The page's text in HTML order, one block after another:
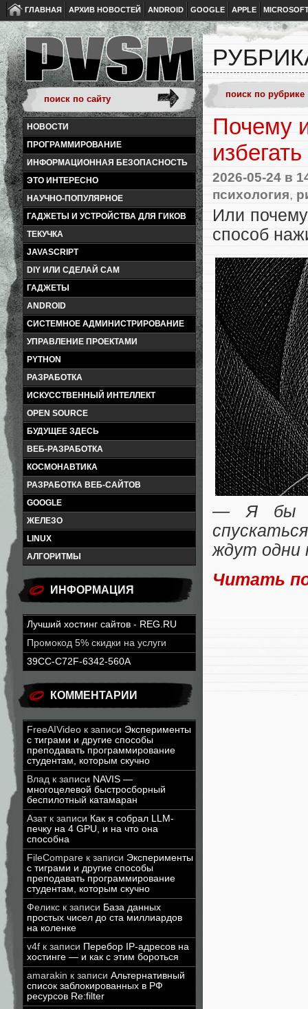
ГЛАВНАЯ АРХИВ НОВОСТЕЙ ANDROID GOOGLE APPLE
НОВОСТИ
ПРОГРАММИРОВАНИЕ
ИНФОРМАЦИОННАЯ БЕЗОПАСНОСТЬ
ЭТО ИНТЕРЕСНО
НАУЧНО-ПОПУЛЯРНОЕ
ГАДЖЕТЫ И УСТРОЙСТВА ДЛЯ ГИКОВ
ТЕКУЧКА
JAVASCRIPT
DIY ИЛИ СДЕЛАЙ САМ
ГАДЖЕТЫ
ANDROID
СИСТЕМНОЕ АДМИНИСТРИРОВАНИЕ
УПРАВЛЕНИЕ ПРОЕКТАМИ
PYTHON
РАЗРАБОТКА
ИСКУССТВЕННЫЙ ИНТЕЛЛЕКТ
OPEN SOURCE
БУДУЩЕЕ ЗДЕСЬ
ВЕБ-РАЗРАБОТКА
КОСМОНАВТИКА
РАЗРАБОТКА ВЕБ-САЙТОВ
GOOGLE
ЖЕЛЕЗО
LINUX
АЛГОРИТМЫ
ИНФОРМАЦИЯ
Лучший хостинг сайтов - REG.RU
Промокод 5% скидки на услуги
39CC-C72F-6342-560A
КОММЕНТАРИИ
FreeAIVideo к записи Эксперименты
с тиграми и другие способы
преподавать программирование
студентам, которым скучно
Влад к записи NAVIS —
многоцелевой быстросборный
беспилотный катамаран
Азатк записи Как я собрал LLM-
печку на 4 GPU, и на что она
способна
FileCompare к записи Эксперименты
с тиграми и другие способы
преподавать программирование
студентам, которым скучно
Феликс к записи База данных
простых чисел до ста миллиардов
на коленке
v4f к записи Перебор IP-адресов на
хостинге — и как с этим бороться
amarakin к записи Альтернативный
список заблокированных в РФ
ресурсов Re:filter
Почему
2026-05-24 в
психология,
Или
способ
— Я бы
ждут одни
Читать